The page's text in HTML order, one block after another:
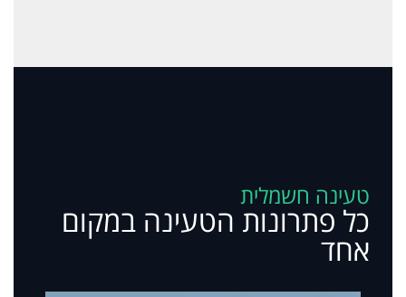
טעינה חשמלית
כל פתרונות הטעינה במקום
אחד